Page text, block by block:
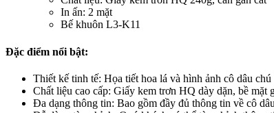
In ấn: 2 mặt
Bế khuôn L3-K11
Đặc điểm nổi bật:
Thiết kế tinh tế: Họa tiết hoa lá và hình ảnh cô dâu
Chất liệu cao cấp: Giấy kem trơn HQ dày dặn, bề mặt
Đa dạng thông tin: Bao gồm đầy đủ thông tin về cô